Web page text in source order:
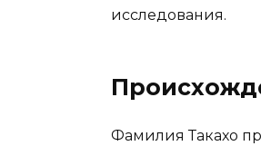
исследования.
Фамилия Такахо